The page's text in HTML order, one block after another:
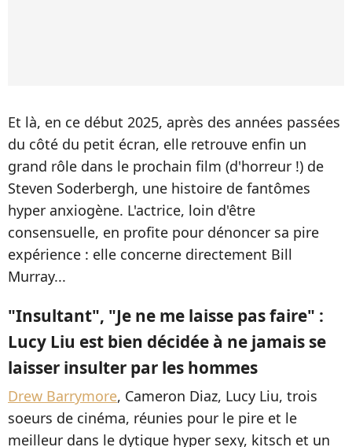
Et là, en ce début 2025, après des années passées
du côté du petit écran, elle retrouve enfin un
grand rôle dans le prochain film (d'horreur !) de
Steven Soderbergh, une histoire de fantômes
hyper anxiogène. L'actrice, loin d'être
consensuelle, en profite pour dénoncer sa pire
expérience : elle concerne directement Bill
Murray...
"Insultant", "Je ne me laisse pas faire" :
Lucy Liu est bien décidée à ne jamais se
laisser insulter par les hommes
Drew Barrymore, Cameron Diaz, Lucy Liu, trois
soeurs de cinéma, réunies pour le pire et le
meilleur dans le dytique hyper sexy, kitsch et un